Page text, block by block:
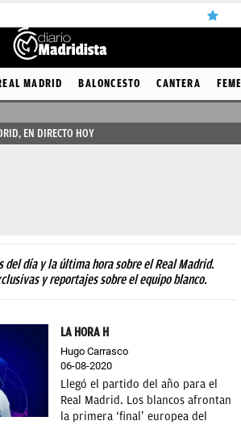
MADRID BALONCESTO CANTERA
EN DIRECTO HOY
del día y la última hora sobre el Real Madrid.
y reportajes sobre el equipo blanco.
LA HORA H
Hugo Carrasco
06-08-2020
Llegó el partido del año para el
Real Madrid. Los blancos afrontan
la primera ‘final’ europea del